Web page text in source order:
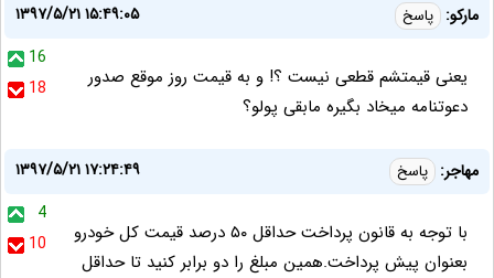
مارکو: پاسخ
۱۳۹۷/۵/۲۱ ۱۵:۴۹:۰۵
16
18
یعنی قیمتشم قطعی نیست ؟! و به قیمت روز موقع صدور
دعوتنامه میخاد بگیره مابقی پولو؟
مهاجر: پاسخ
۱۳۹۷/۵/۲۱ ۱۷:۲۴:۴۹
4
10
با توجه به قانون پرداخت حداقل ۵۰ درصد قیمت کل خودرو
بعنوان پیش پرداخت.همین مبلغ را دو برابر کنید تا حداقل